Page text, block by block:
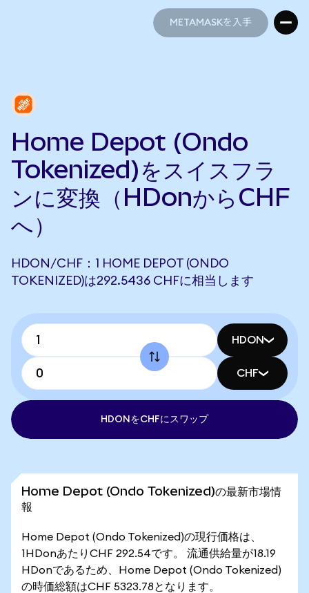
METAMASKを入手
Home Depot (Ondo
Tokenized)をスイスフラ
ンに変換（HDonからCHF
へ）
HDON/CHF：1 HOME DEPOT (ONDO
TOKENIZED)は292.5436 CHFに相当します
HDON
CHF
HDONをCHFにスワップ
Home Depot (Ondo Tokenized)の最新市場情
報
Home Depot (Ondo Tokenized)の現行価格は、
1HDonあたりCHF 292.54です。 流通供給量が18.19
HDonであるため、Home Depot (Ondo Tokenized)
の時価総額はCHF 5323.78となります。